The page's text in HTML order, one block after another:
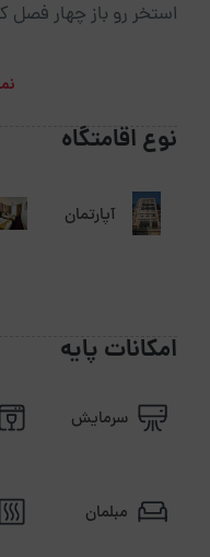
استخر رو باز چهار
نوع اقامتگاه
آپارتمان
امکانات پایه
سرمایش
مبلمان